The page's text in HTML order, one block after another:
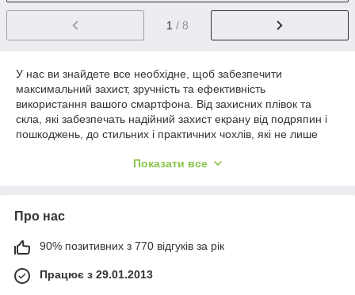
1 / 8
У нас ви знайдете все необхідне, щоб забезпечити
максимальний захист, зручність та ефективність
використання вашого смартфона. Від захисних плівок та
скла, які забезпечать надійний захист екрану від подряпин і
пошкоджень, до стильних і практичних чохлів, які не лише
телефону додатковий час роботи, коли поруч немає доступу
використанні, що робить їх ідеальним рішенням для
подорожей.
Показати все
Про нас
90% позитивних з 770 відгуків за рік
Працює з 29.01.2013